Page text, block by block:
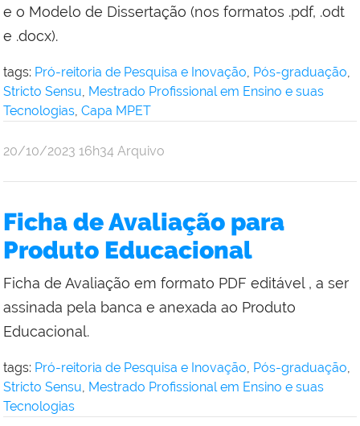
e o Modelo de Dissertação (nos formatos .pdf, .odt
e .docx).
tags: Pró-reitoria de Pesquisa e Inovação, Pós-graduação,
Stricto Sensu, Mestrado Profissional em Ensino e suas
Tecnologias, Capa MPET
por
publicado
20/10/2023 16h34 Arquivo
Ficha de Avaliação para
Produto Educacional
Ficha de Avaliação em formato PDF editável , a ser
assinada pela banca e anexada ao Produto
Educacional.
tags: Pró-reitoria de Pesquisa e Inovação, Pós-graduação,
Stricto Sensu, Mestrado Profissional em Ensino e suas
Tecnologias